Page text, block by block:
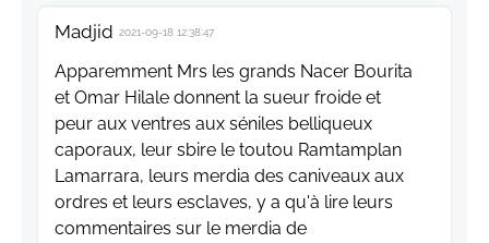
Madjid 2021-09-18 12:38:47
Apparemment Mrs les grands Nacer Bourita
et Omar Hilale donnent la sueur froide et
peur aux ventres aux séniles belliqueux
caporaux, leur sbire le toutou Ramtamplan
Lamarrara, leurs merdia des caniveaux aux
ordres et leurs esclaves, y a qu'à lire leurs
commentaires sur le merdia de